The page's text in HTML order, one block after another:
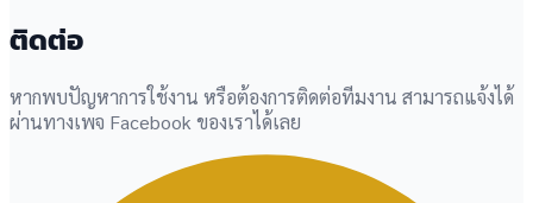
ติดต่อ
หากพบปัญหาการใช้งาน หรือต้องการติดต่อทีมงาน สามารถแจ้งได้
ผ่านทางเพจ Facebook ของเราได้เลย